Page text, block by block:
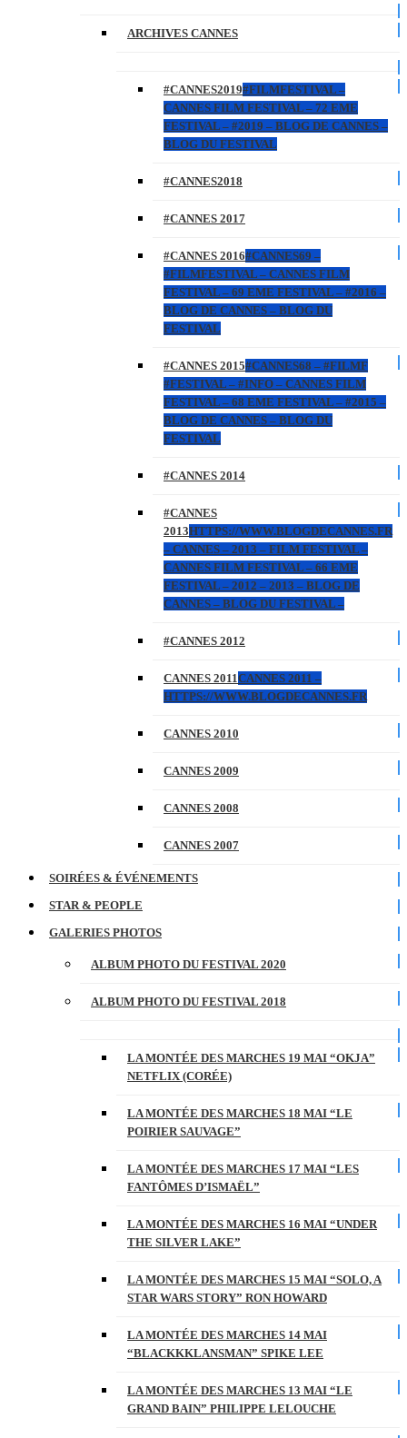
ARCHIVES CANNES
#CANNES2019#FILMFESTIVAL –
CANNES FILM FESTIVAL – 72 EME
FESTIVAL – #2019 – BLOG DE CANNES –
BLOG DU FESTIVAL
#CANNES2018
#CANNES 2017
#CANNES 2016#CANNES69 –
#FILMFESTIVAL – CANNES FILM
FESTIVAL – 69 EME FESTIVAL – #2016 –
BLOG DE CANNES – BLOG DU
FESTIVAL
#CANNES 2015#CANNES68 – #FILMF
#FESTIVAL – #INFO – CANNES FILM
FESTIVAL – 68 EME FESTIVAL – #2015 –
BLOG DE CANNES – BLOG DU
FESTIVAL
#CANNES 2014
#CANNES
2013HTTPS://WWW.BLOGDECANNES.FR
– CANNES – 2013 – FILM FESTIVAL –
CANNES FILM FESTIVAL – 66 EME
FESTIVAL – 2012 – 2013 – BLOG DE
CANNES – BLOG DU FESTIVAL –
#CANNES 2012
CANNES 2011CANNES 2011 –
HTTPS://WWW.BLOGDECANNES.FR
CANNES 2010
CANNES 2009
CANNES 2008
CANNES 2007
SOIRÉES & ÉVÉNEMENTS
STAR & PEOPLE
GALERIES PHOTOS
ALBUM PHOTO DU FESTIVAL 2020
ALBUM PHOTO DU FESTIVAL 2018
LA MONTÉE DES MARCHES 19 MAI “OKJA”
NETFLIX (CORÉE)
LA MONTÉE DES MARCHES 18 MAI “LE
POIRIER SAUVAGE”
LA MONTÉE DES MARCHES 17 MAI “LES
FANTÔMES D’ISMAËL”
LA MONTÉE DES MARCHES 16 MAI “UNDER
THE SILVER LAKE”
LA MONTÉE DES MARCHES 15 MAI “SOLO, A
STAR WARS STORY” RON HOWARD
LA MONTÉE DES MARCHES 14 MAI
“BLACKKKLANSMAN” SPIKE LEE
LA MONTÉE DES MARCHES 13 MAI “LE
GRAND BAIN” PHILIPPE LELOUCHE